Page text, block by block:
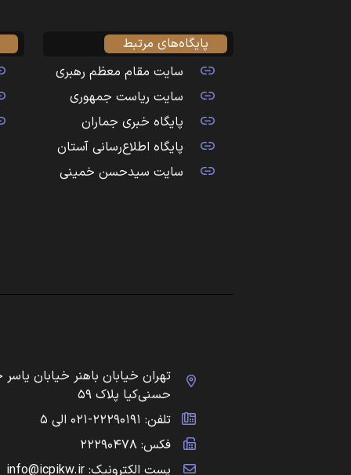
پایگاه‌های مرتبط
سایت مقام معظم رهبری
سایت ریاست جمهوری
پایگاه خبری جماران
پایگاه اطلاع‌رسانی آستان
سایت سیدحسن خمینی
تهران خیابان باهنر خیابان یاسر
حسنی‌کیا پلاک ۵۹
تلفن: ۲۲۲۹۰۱۹۱-۰۲۱ الی ۵
فکس: ۲۲۲۹۰۴۷۸
پست الکترونیک: info@icpikw.ir